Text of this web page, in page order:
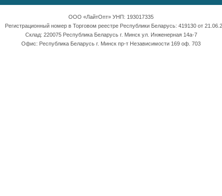
ООО «ЛайтОпт» УНП: 193017335
Регистрационный номер в Торговом реестре Республики Беларусь: 419130 от
Склад: 220075 Республика Беларусь г. Минск ул. Инженерная 14а-7
Офис: Республика Беларусь г. Минск пр-т Независимости 169 оф. 703